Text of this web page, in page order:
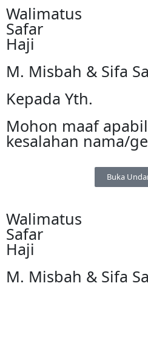
Walimatus
Safar
Haji
M. Misbah & Sifa
Kepada Yth.
Mohon maaf
kesalahan nama/
Buka
Walimatus
Safar
Haji
M. Misbah & Sifa